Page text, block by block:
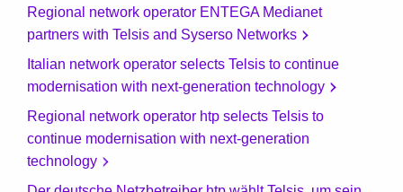
Regional network operator ENTEGA Medianet
partners with Telsis and Syserso Networks
Italian network operator selects Telsis to continue
modernisation with next-generation technology
Regional network operator htp selects Telsis to
continue modernisation with next-generation
technology